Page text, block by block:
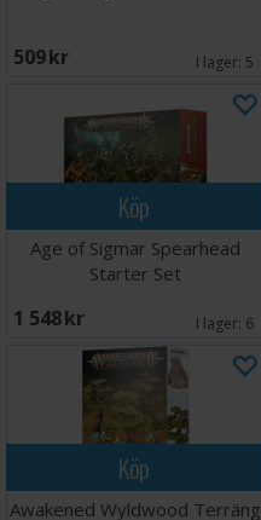
509 SEK I lager: 5
Köp
Age of Sigmar Spearhead
Starter Set
1 548 SEK I lager: 6
Köp
Awakened Wyldwood Terräng